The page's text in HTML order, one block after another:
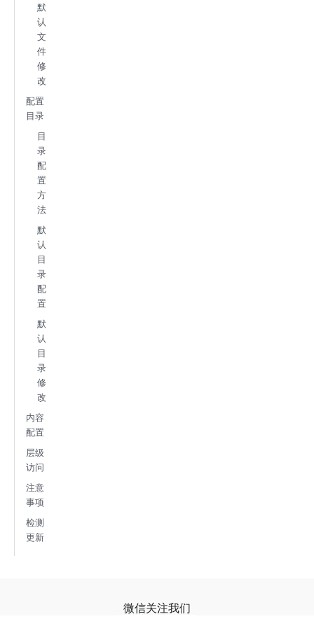
默
认
文
件
修
改
配置
目录
目
录
配
置
方
法
默
认
目
录
配
置
默
认
目
录
修
改
内容
配置
层级
访问
注意
事项
检测
更新
微信关注我们